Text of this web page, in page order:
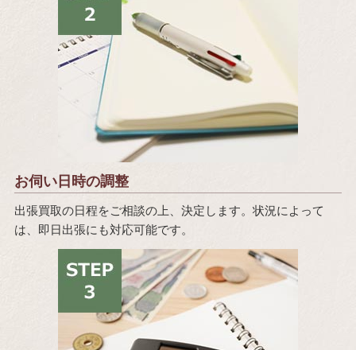
お伺い日時の調整
出張買取の日程をご相談の上、決定します。状況によって
は、即日出張にも対応可能です。